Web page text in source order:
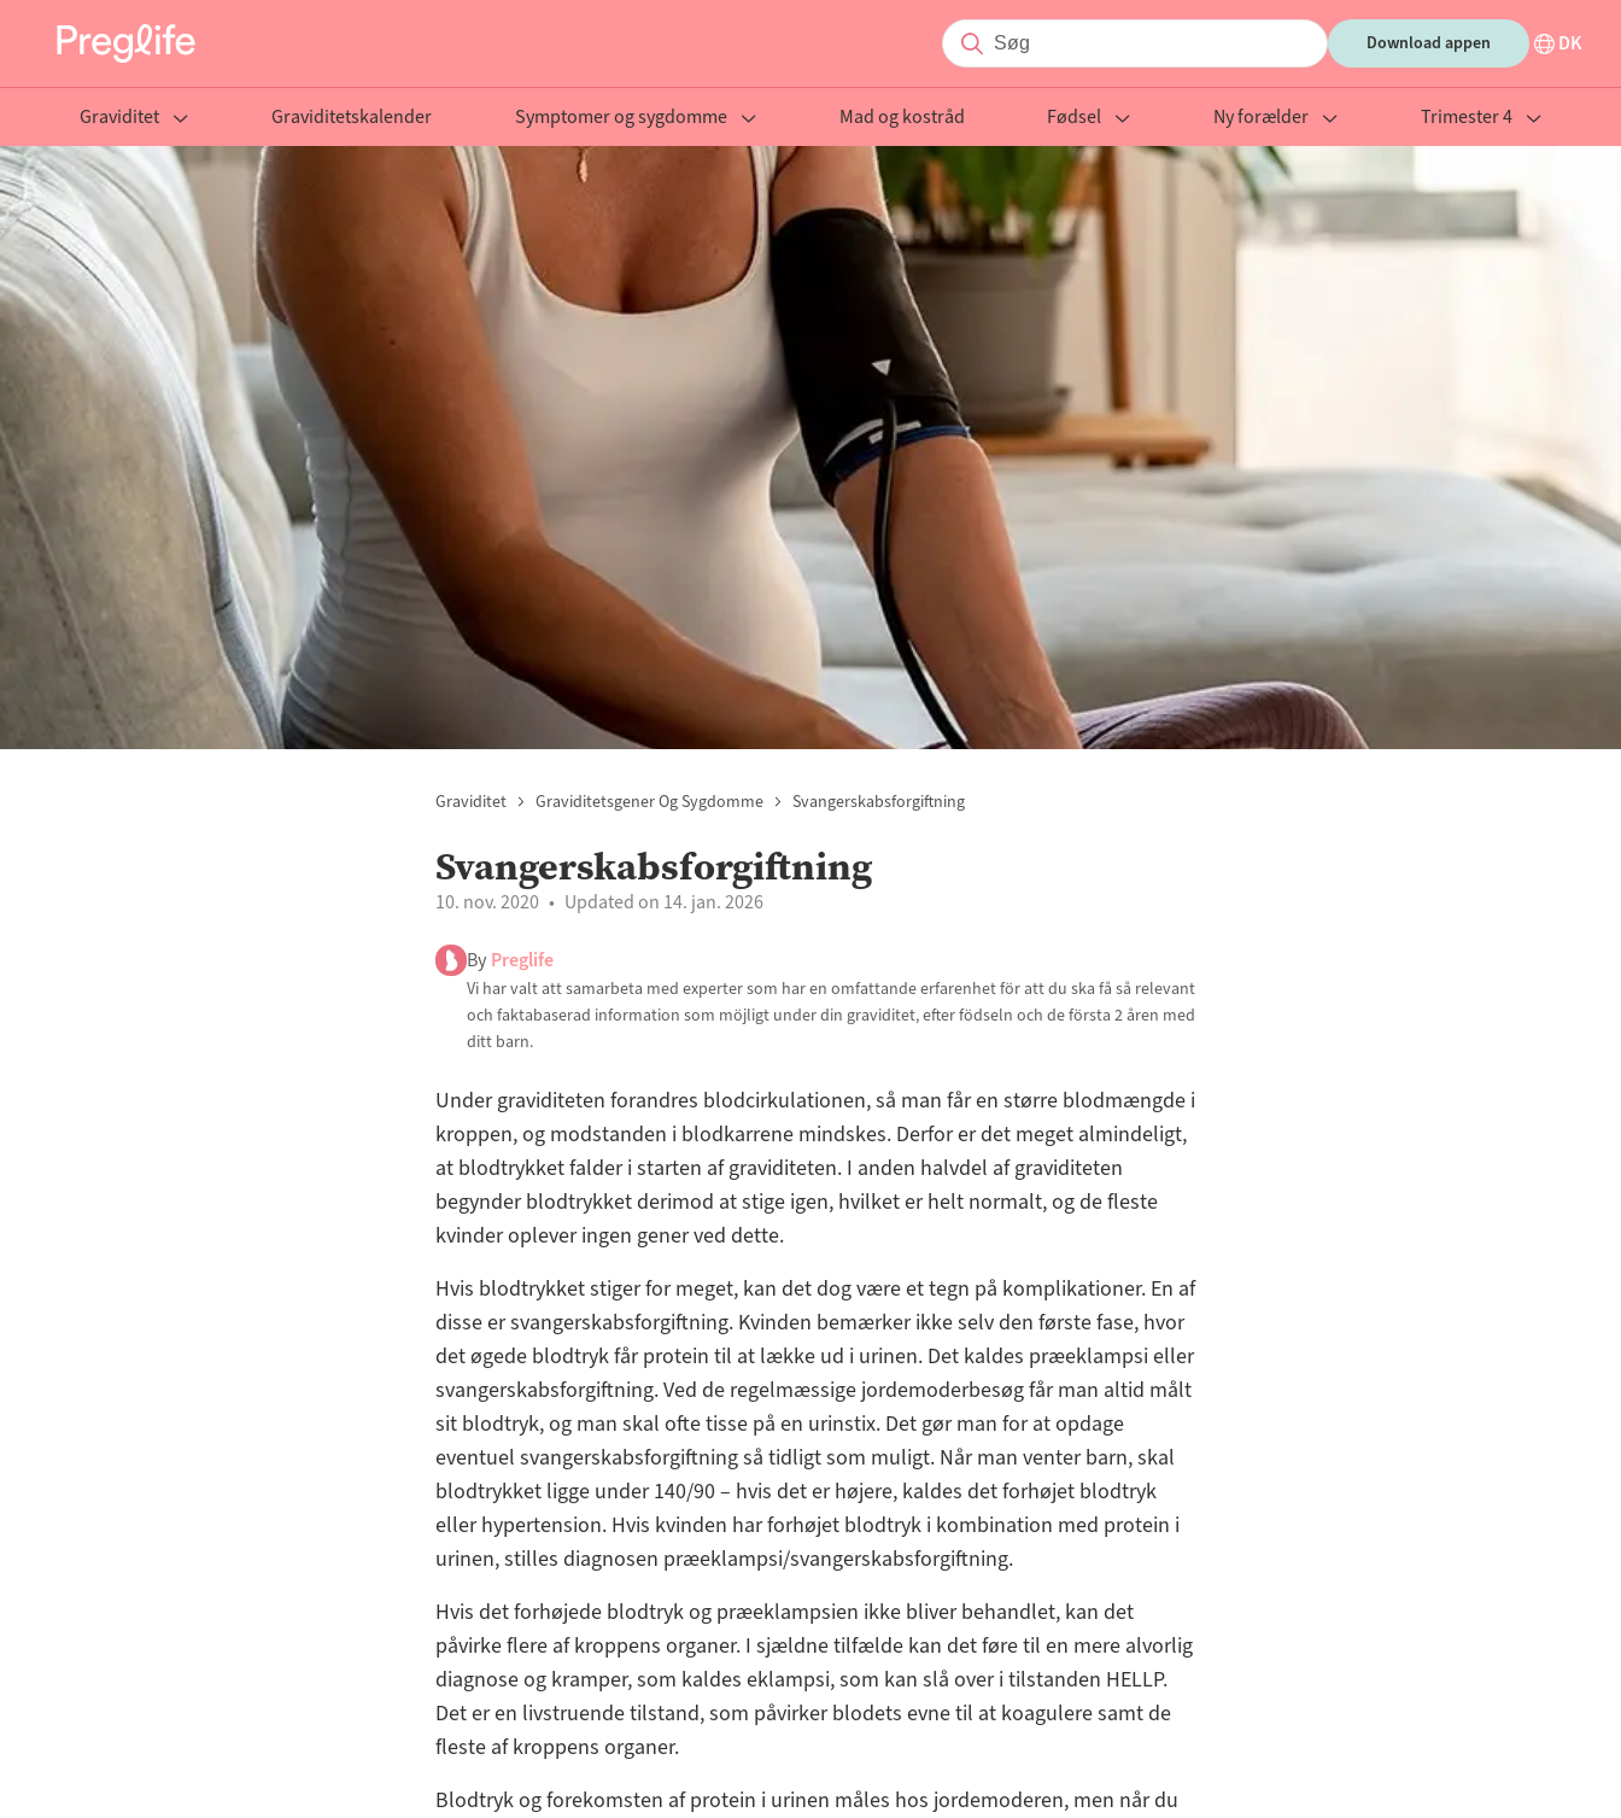
Download appen DK
Graviditet Graviditetskalender Symptomer og sygdomme Mad og kostråd Fødsel Ny forælder Trimester 4
Graviditet Graviditetsgener Og Sygdomme Svangerskabsforgiftning
Svangerskabsforgiftning
10. nov. 2020 Updated on 14. jan. 2026
By Preglife
Vi har valt att samarbeta med experter som har en omfattande erfarenhet för att du ska få så relevant
och faktabaserad information som möjligt under din graviditet, efter födseln och de första 2 åren med
ditt barn.
Under graviditeten forandres blodcirkulationen, så man får en større blodmængde i
kroppen, og modstanden i blodkarrene mindskes. Derfor er det meget almindeligt,
at blodtrykket falder i starten af graviditeten. I anden halvdel af graviditeten
begynder blodtrykket derimod at stige igen, hvilket er helt normalt, og de fleste
kvinder oplever ingen gener ved dette.
Hvis blodtrykket stiger for meget, kan det dog være et tegn på komplikationer. En af
disse er svangerskabsforgiftning. Kvinden bemærker ikke selv den første fase, hvor
det øgede blodtryk får protein til at lække ud i urinen. Det kaldes præeklampsi eller
svangerskabsforgiftning. Ved de regelmæssige jordemoderbesøg får man altid målt
sit blodtryk, og man skal ofte tisse på en urinstix. Det gør man for at opdage
eventuel svangerskabsforgiftning så tidligt som muligt. Når man venter barn, skal
blodtrykket ligge under 140/90 – hvis det er højere, kaldes det forhøjet blodtryk
eller hypertension. Hvis kvinden har forhøjet blodtryk i kombination med protein i
urinen, stilles diagnosen præeklampsi/svangerskabsforgiftning.
Hvis det forhøjede blodtryk og præeklampsien ikke bliver behandlet, kan det
påvirke flere af kroppens organer. I sjældne tilfælde kan det føre til en mere alvorlig
diagnose og kramper, som kaldes eklampsi, som kan slå over i tilstanden HELLP.
Det er en livstruende tilstand, som påvirker blodets evne til at koagulere samt de
fleste af kroppens organer.
Blodtryk og forekomsten af protein i urinen måles hos jordemoderen, men når du